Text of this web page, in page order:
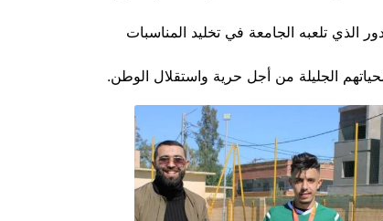
الذي تلعبه الجامعة في تخليد المناسبات
الجليلة من أجل حرية واستقلال الوطن.